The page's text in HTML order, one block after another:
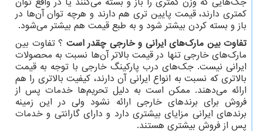
کمتری دارند، قیمت پایین تری هم دارند و هرچه توان آن‌ها در
باز و بسته کردن بیشتر شود و به طبع قیمت هم بیشتر می‌شود.
تفاوت بین مارک‌های ایرانی و خارجی چقدر است ؟ تفاوت بین
مارک‌های خارجی تنها در قیمت بالاتر آن‌ها نسبت به محصولات
ایرانی نیست. جک‌های درب پارکینگ خارجی با توجه به قیمت
بالاتری که نسبت به انواع ایرانی آن دارند، کیفیت بالاتری را هم
ارائه می‌دهند. ممکن است به دلیل تحریم‌ها خدمات پس از
فروش برای برندهای خارجی ارائه نشود ولی در این زمینه
برندهای ایرانی مزایای بیشتری دارد و دارای گارانتی و خدمات
پس از فروش بیشتری هستند.